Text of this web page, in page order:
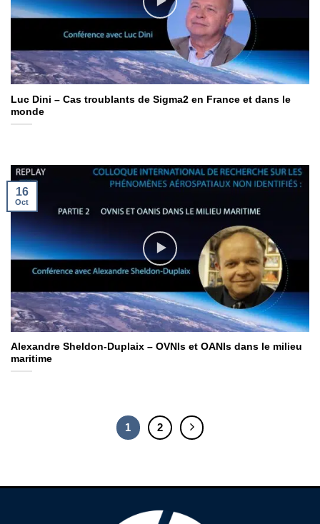
Luc Dini – Cas troublants de Sigma2 en France et dans le
monde
Alexandre Sheldon-Duplaix – OVNIs et OANIs dans le milieu
maritime
16
Oct
1 2